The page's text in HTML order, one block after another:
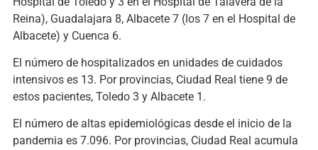
Reina), Guadalajara 8, Albacete 7 (los 7 en el Hospital de
Albacete) y Cuenca 6.
El número de hospitalizados en unidades de cuidados
intensivos es 13. Por provincias, Ciudad Real tiene 9 de
estos pacientes, Toledo 3 y Albacete 1.
El número de altas epidemiológicas desde el inicio de la
pandemia es 7.096. Por provincias, Ciudad Real acumula